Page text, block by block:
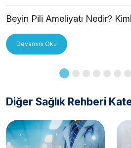
Beyin Pili Ameliyatı Nedir?
Devamını Oku
Diğer Sağlık Rehberi